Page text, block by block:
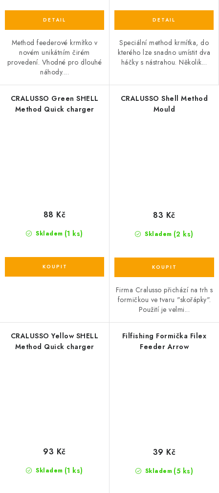
Method feederové krmítko v
novém unikátním čirém
provedení. Vhodné pro dlouhé
náhody....
Speciální method krmítka, do
kterého lze snadno umístit dva
háčky s nástrahou. Několik...
CRALUSSO Green SHELL
Method Quick charger
Skladem (1 ks)
88 Kč
CRALUSSO Shell Method
Mould
Skladem (2 ks)
83 Kč
Firma Cralusso přichází na trh s
formičkou ve tvaru "skořápky".
Použití je velmi...
CRALUSSO Yellow SHELL
Method Quick charger
Skladem (1 ks)
93 Kč
Filfishing Formička Filex
Feeder Arrow
Skladem (5 ks)
39 Kč